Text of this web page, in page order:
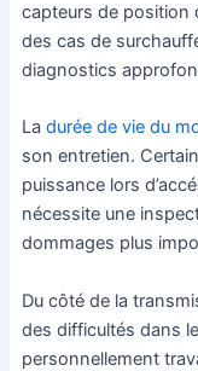
capteurs de position
des cas de
diagnostics
La durée de vie du
son entretien.
puissance lors
nécessite une
dommages plus
Du côté de la
des difficultés dans
personnellement